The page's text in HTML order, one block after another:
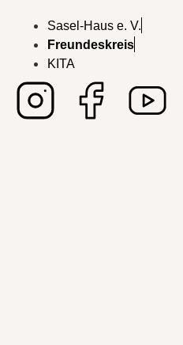
Sasel-Haus e. V.
Freundeskreis
KITA